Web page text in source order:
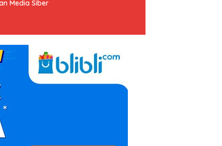
Media Siber